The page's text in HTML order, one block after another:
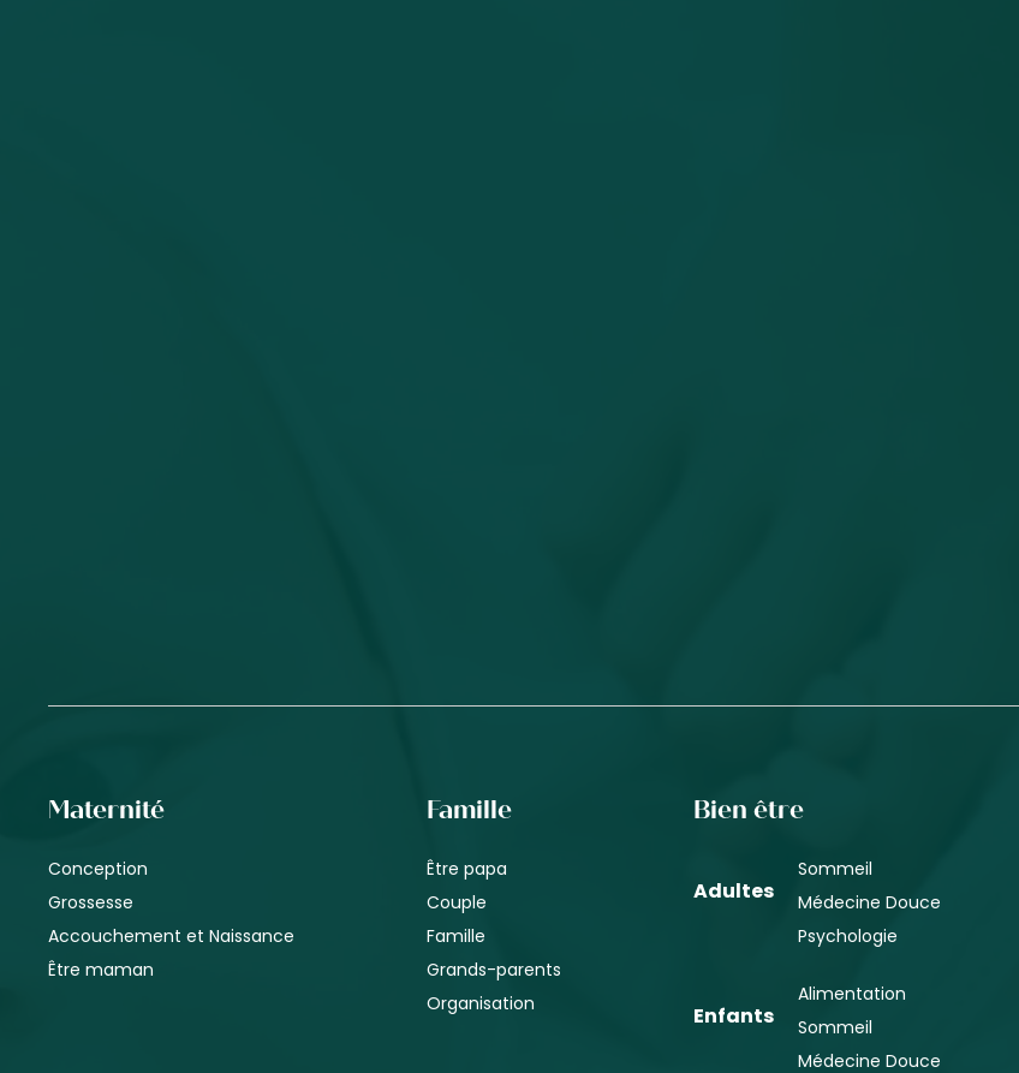
Maternité
Conception
Grossesse
Accouchement et Naissance
Être maman
Famille
Être papa
Couple
Famille
Grands-parents
Organisation
Bien être
Adultes
Sommeil
Médecine Douce
Psychologie
Enfants
Alimentation
Sommeil
Médecine Douce